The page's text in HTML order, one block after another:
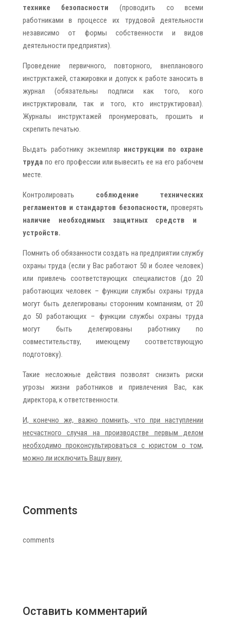
технике безопасности (проводить со всеми
работниками в процессе их трудовой деятельности
независимо от формы собственности и видов
деятельности предприятия).
Проведение первичного, повторного, внепланового
инструктажей, стажировки и допуск к работе заносить в
журнал (обязательны подписи как того, кого
инструктировали, так и того, кто инструктировал).
Журналы инструктажей пронумеровать, прошить и
скрепить печатью.
Выдать работнику экземпляр инструкции по охране
труда по его профессии или вывесить ее на его рабочем
месте.
Контролировать соблюдение технических
регламентов и стандартов безопасности,проверять
наличие необходимых защитных средств и
устройств.
Помнить об обязанности создать на предприятии службу
охраны труда (если у Вас работают 50 и более человек)
или привлечь соответствующих специалистов (до 20
работающих человек – функции службы охраны труда
могут быть делегированы сторонним компаниям, от 20
до 50 работающих – функции службы охраны труда
могут быть делегированы работнику по
совместительству, имеющему соответствующую
подготовку).
Такие несложные действия позволят снизить риски
угрозы жизни работников и привлечения Вас, как
директора, к ответственности.
И, конечно же, важно помнить, что при наступлении
несчастного случая на производстве первым делом
необходимо проконсультироваться с юристом о том,
можно ли исключить Вашу вину.
Comments
comments
Оставить комментарий